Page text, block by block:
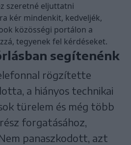
szeretné eljuttatni
kér mindenkit, kedveljék,
közösségi portálon a
tegyenek fel kérdéseket.
segítenénk
rögzítette
a hiányos technikai
türelem és még több
forgatásához,
panaszkodott, azt